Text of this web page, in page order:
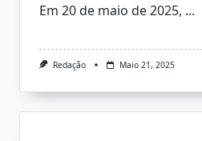
Em 20 de maio de 2025, ...
Redação Maio 21, 2025